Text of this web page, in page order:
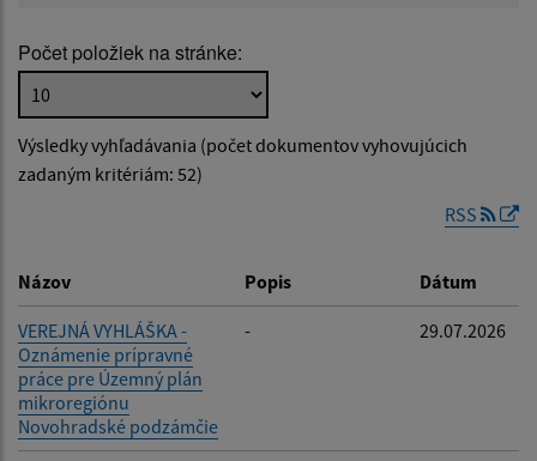
Popis:
Dátum zverejnenia od:
Filtrovať
Počet položiek na stránke:
Výsledky vyhľadávania (počet dokumentov vyhovujúcich
zadaným kritériám: 52)
RSS
Názov Popis Dátum
VEREJNÁ VYHLÁŠKA -
Oznámenie prípravné
práce pre Územný plán
mikroregiónu
Novohradské podzámčie
- 29.07.2026